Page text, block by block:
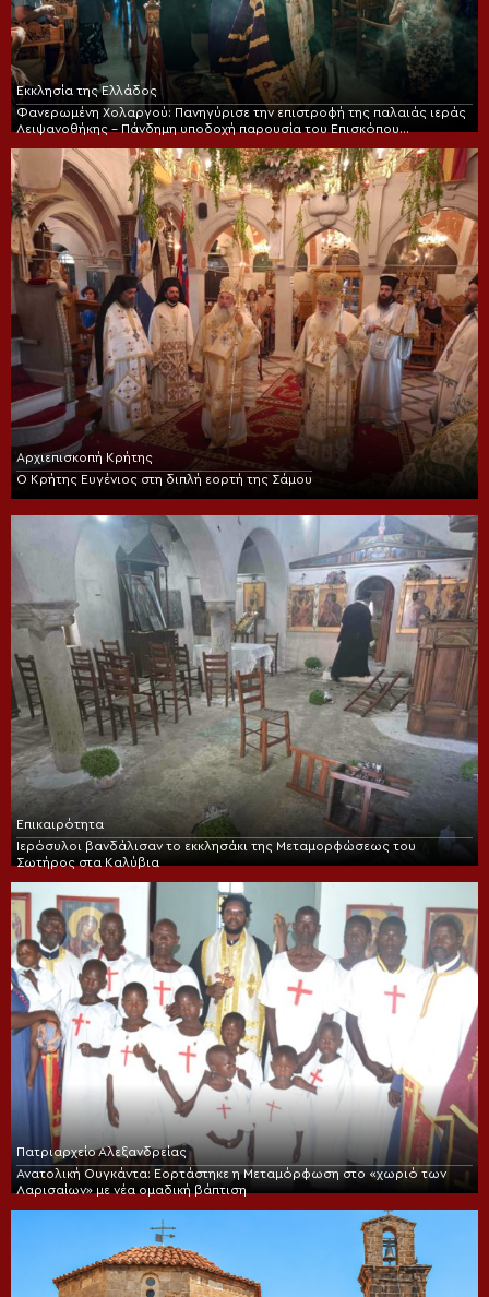
Εκκλησία της Ελλάδος
Φανερωμένη Χολαργού: Πανηγύρισε την επιστροφή της παλαιάς ιεράς
Λειψανοθήκης – Πάνδημη υποδοχή παρουσία του Επισκόπου
Αρχιεπισκοπή Κρήτης
Ο Κρήτης Ευγένιος στη διπλή εορτή της Σάμου
Επικαιρότητα
Ιερόσυλοι βανδάλισαν το εκκλησάκι της Μεταμορφώσεως του
Σωτήρος στα Καλύβια
Πατριαρχείο Αλεξανδρείας
Ανατολική Ουγκάντα: Εορτάστηκε η Μεταμόρφωση στο «χωριό των
Λαρισαίων» με νέα ομαδική βάπτιση